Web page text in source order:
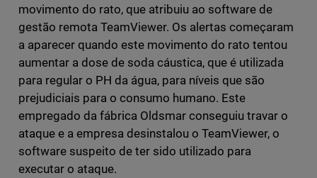
movimento do rato, que atribuiu ao software de
gestão remota TeamViewer. Os alertas começaram
a aparecer quando este movimento do rato tentou
aumentar a dose de soda cáustica, que é utilizada
para regular o PH da água, para níveis que são
prejudiciais para o consumo humano. Este
empregado da fábrica Oldsmar conseguiu travar o
ataque e a empresa desinstalou o TeamViewer, o
software suspeito de ter sido utilizado para
executar o ataque.